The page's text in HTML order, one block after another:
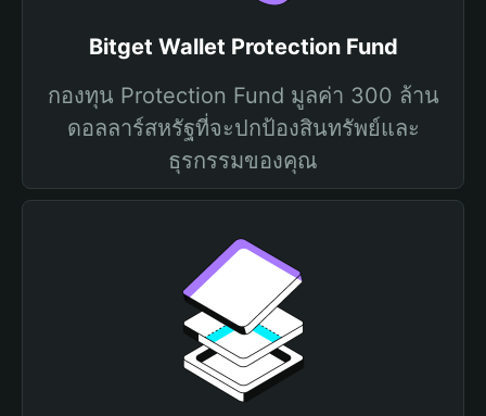
Bitget Wallet Protection Fund
กองทุน Protection Fund มูลค่า 300 ล้าน
ดอลลาร์สหรัฐที่จะปกป้องสินทรัพย์และ
ธุรกรรมของคุณ